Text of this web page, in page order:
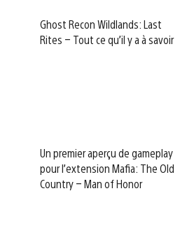
Ghost Recon Wildlands: Last
Rites – Tout ce qu’il y a à savoir
Un premier aperçu de gameplay
pour l’extension Mafia: The Old
Country – Man of Honor